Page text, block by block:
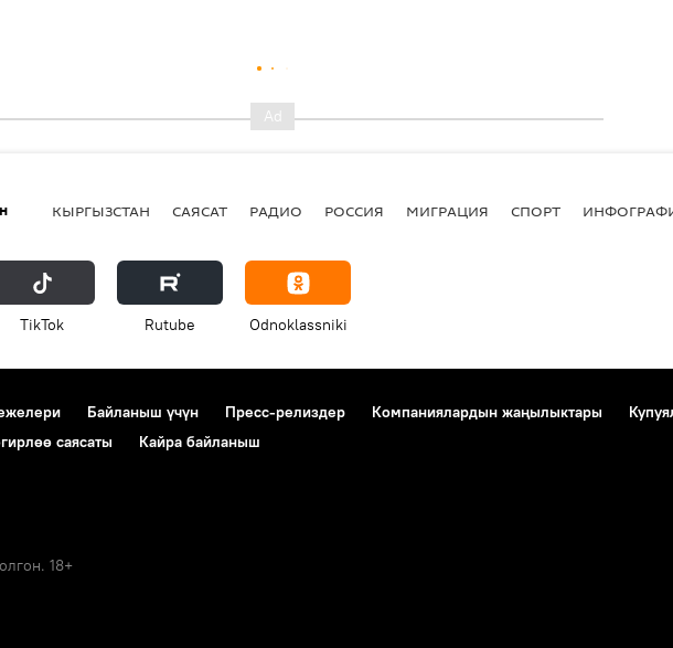
КЫРГЫЗСТАН САЯСАТ РАДИО РОССИЯ МИГРАЦИЯ СПОРТ
ТikТоk Rutube Odnoklassniki
Байланыш үчүн Пресс-релиздер Компаниялардын жаңылыктары
саясаты
Кайра байланыш
18+